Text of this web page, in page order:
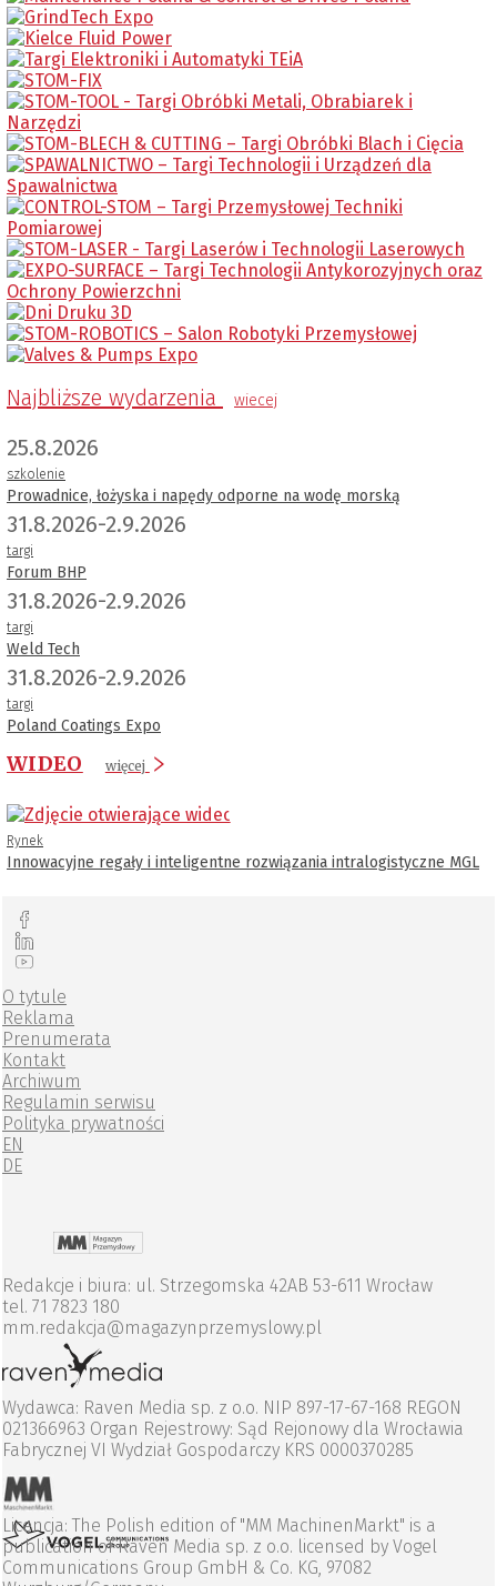
Najbliższe wydarzenia wiecej
25.8.2026
szkolenie
Prowadnice, łożyska i napędy odporne na wodę morską
31.8.2026-2.9.2026
targi
Forum BHP
31.8.2026-2.9.2026
targi
Weld Tech
31.8.2026-2.9.2026
targi
Poland Coatings Expo
WIDEO więcej
Rynek
Innowacyjne regały i inteligentne rozwiązania intralogistyczne MGL
O tytule
Reklama
Prenumerata
Kontakt
Archiwum
Regulamin serwisu
Polityka prywatności
EN
DE
Redakcje i biura: ul. Strzegomska 42AB 53-611 Wrocław
tel. 71 7823 180
mm.redakcja@magazynprzemyslowy.pl
Wydawca: Raven Media sp. z o.o. NIP 897-17-67-168 REGON
021366963 Organ Rejestrowy: Sąd Rejonowy dla Wrocławia
Fabrycznej VI Wydział Gospodarczy KRS 0000370285
Licencja: The Polish edition of "MM MachinenMarkt" is a
publication of Raven Media sp. z o.o. licensed by Vogel
Communications Group GmbH & Co. KG, 97082